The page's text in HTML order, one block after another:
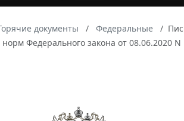
документы Федеральные
Федерального закона от 08.06.2020